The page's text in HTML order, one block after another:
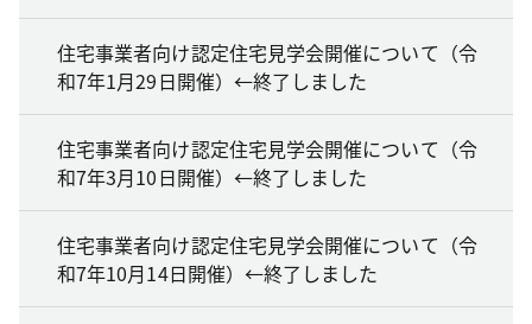
住宅事業者向け認定住宅見学会開催について（令
和7年1月29日開催）←終了しました
住宅事業者向け認定住宅見学会開催について（令
和7年3月10日開催）←終了しました
住宅事業者向け認定住宅見学会開催について（令
和7年10月14日開催）←終了しました